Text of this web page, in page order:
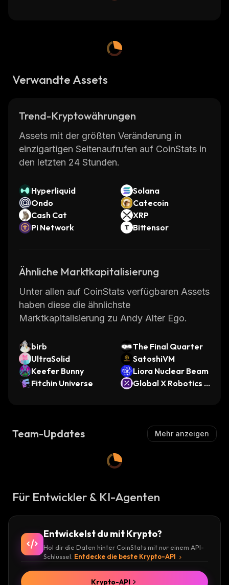
Verwandte Assets
Trend-Kryptowährungen
Assets mit der größten Veränderung in
einzigartigen Seitenaufrufen auf CoinStats in
den letzten 24 Stunden.
Hyperliquid
Solana
Ondo
Catecoin
Cash Cat
XRP
Pi Network
Bittensor
Ähnliche Marktkapitalisierung
Unter allen auf CoinStats verfügbaren Assets
haben diese die ähnlichste
Marktkapitalisierung zu Andy Alter Ego.
birb
The Final Quarter
UltraSolid
SatoshiVM
Keefer Bunny
Liora Nuclear Beam
Fitchin Universe
Global X Robotics &
Team-Updates Mehr anzeigen
Für Entwickler & KI-Agenten
Entwickelst du mit Krypto?
Hol dir die Daten hinter CoinStats mit nur einem API-
Schlüssel. Entdecke die beste Krypto-API
Krypto-API